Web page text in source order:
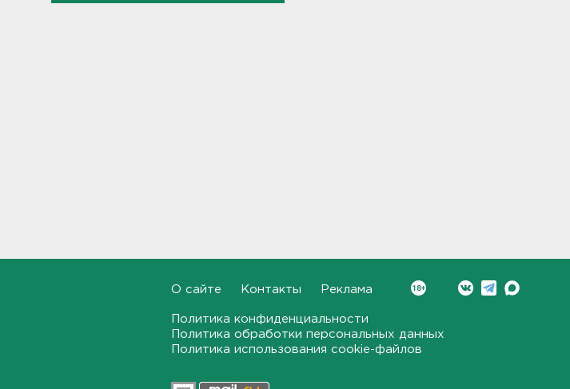
тлеет террикон
перинатального центра
О сайте Контакты Реклама
Политика конфиденциальности
Политика обработки персональных данных
Политика использования cookie-файлов